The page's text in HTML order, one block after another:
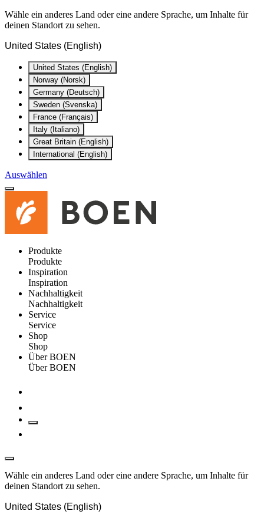
Wähle ein anderes Land oder eine andere Sprache, um Inhalte für
deinen Standort zu sehen.
United States (English)
United States (English)
Norway (Norsk)
Germany (Deutsch)
Sweden (Svenska)
France (Français)
Italy (Italiano)
Great Britain (English)
International (English)
Auswählen
Produkte
Produkte
Inspiration
Inspiration
Nachhaltigkeit
Nachhaltigkeit
Service
Service
Shop
Shop
Über BOEN
Über BOEN
Wähle ein anderes Land oder eine andere Sprache, um Inhalte für
deinen Standort zu sehen.
United States (English)